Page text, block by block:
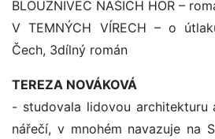
BLOUZNIVEC NAŠICH HOR –
V TEMNÝCH VÍRECH – o
Čech, 3dílný román
TEREZA NOVÁKOVÁ
- studovala lidovou architekturu
nářečí, v mnohém navazuje na